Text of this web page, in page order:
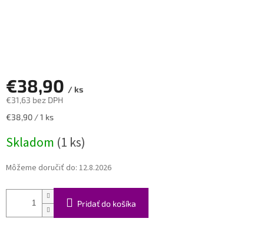
€38,90 / ks
€31,63 bez DPH
Jednotková
€38,90 / 1 ks
Skladom (1 ks)
Môžeme doručiť do: 12.8.2026
Pridať do košíka